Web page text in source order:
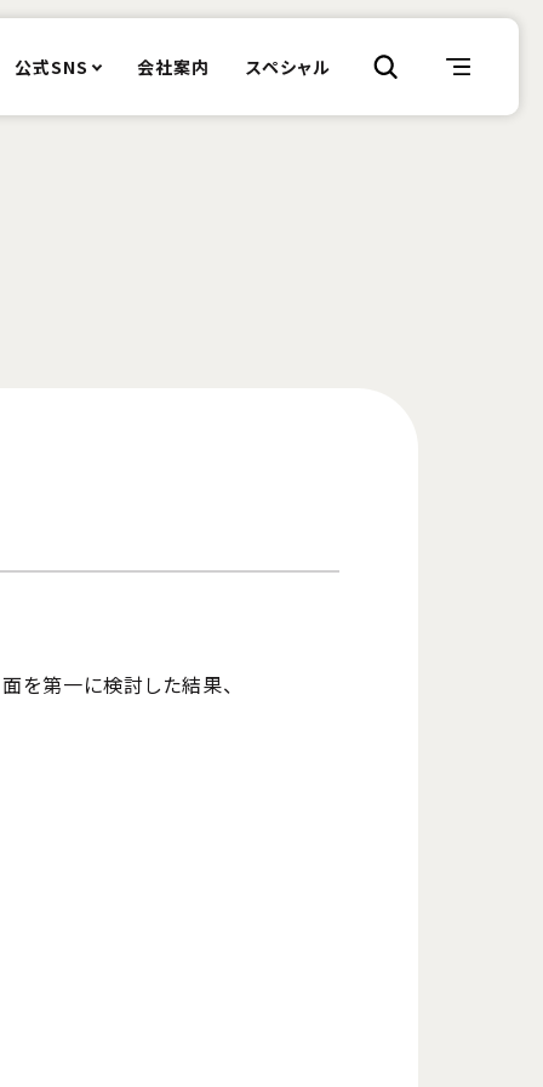
公式SNS 会社案内 スペシャル
を第一に検討した結果、